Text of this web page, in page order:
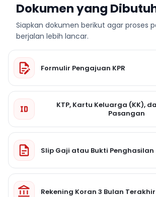
Dokumen yang
Siapkan dokumen berikut agar proses
berjalan lebih lancar.
Formulir Pengajuan KPR
KTP, Kartu Keluarga (KK),
Pasangan
Slip Gaji atau Bukti Penghasilan
Rekening Koran 3 Bulan Terakhir